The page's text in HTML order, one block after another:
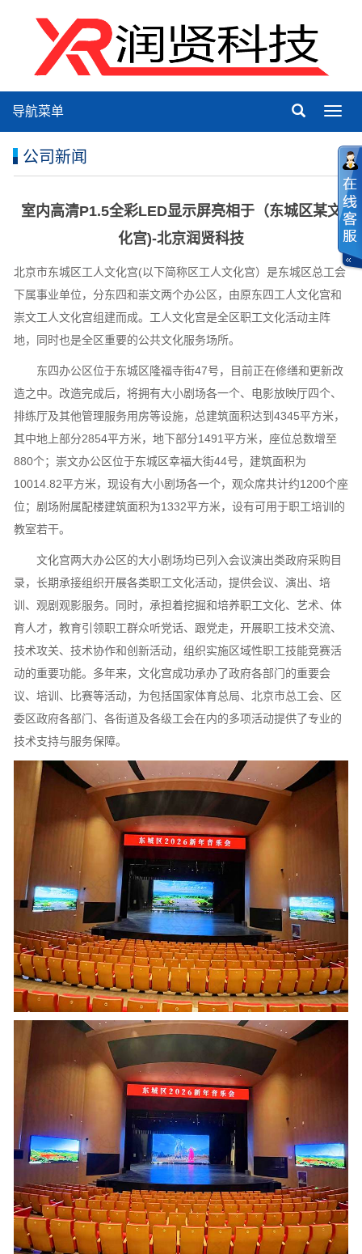
导航菜单
公司新闻
室内高清P1.5全彩LED显示屏亮相于（东城区某文
化宫)-北京润贤科技
北京市东城区工人文化宫(以下简称区工人文化宫）是东城区总工会
下属事业单位，分东四和崇文两个办公区，由原东四工人文化宫和
崇文工人文化宫组建而成。工人文化宫是全区职工文化活动主阵
地，同时也是全区重要的公共文化服务场所。
东四办公区位于东城区隆福寺街47号，目前正在修缮和更新改
造之中。改造完成后，将拥有大小剧场各一个、电影放映厅四个、
排练厅及其他管理服务用房等设施，总建筑面积达到4345平方米，
其中地上部分2854平方米，地下部分1491平方米，座位总数增至
880个；崇文办公区位于东城区幸福大街44号，建筑面积为
10014.82平方米，现设有大小剧场各一个，观众席共计约1200个座
位；剧场附属配楼建筑面积为1332平方米，设有可用于职工培训的
教室若干。
文化宫两大办公区的大小剧场均已列入会议演出类政府采购目
录，长期承接组织开展各类职工文化活动，提供会议、演出、培
训、观剧观影服务。同时，承担着挖掘和培养职工文化、艺术、体
育人才，教育引领职工群众听党话、跟党走，开展职工技术交流、
技术攻关、技术协作和创新活动，组织实施区域性职工技能竞赛活
动的重要功能。多年来，文化宫成功承办了政府各部门的重要会
议、培训、比赛等活动，为包括国家体育总局、北京市总工会、区
委区政府各部门、各街道及各级工会在内的多项活动提供了专业的
技术支持与服务保障。